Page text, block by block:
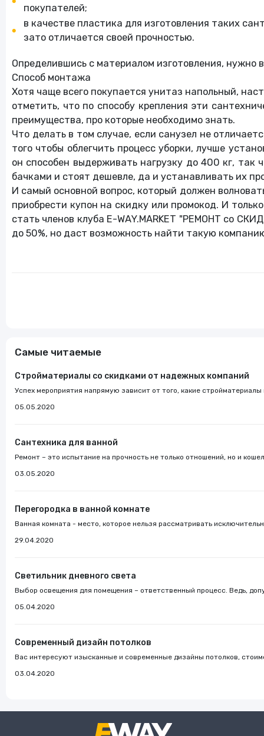
покупателей;
в качестве пластика для изготовления таких
зато отличается своей прочностью.
Определившись с материалом изготовления, нужно
Способ монтажа
Хотя чаще всего покупается унитаз напольный,
отметить, что по способу крепления эти
преимущества, про которые необходимо знать.
Что делать в том случае, если санузел не
того чтобы облегчить процесс уборки, лучше
он способен выдерживать нагрузку до 400 кг,
бачками и стоят дешевле, да и устанавливать их
И самый основной вопрос, который должен
приобрести купон на скидку или промокод. И
стать членов клуба E-WAY.MARKET "РЕМОНТ со
до 50%, но даст возможность найти такую
Самые читаемые
Стройматериалы со скидками от надежных компаний
Успех мероприятия напрямую зависит от того, какие стройматериалы
05.05.2020
Сантехника для ванной
Ремонт – это испытание на прочность не только отношений, но и
03.05.2020
Перегородка в ванной комнате
Ванная комната - место, которое нельзя рассматривать
29.04.2020
Светильник дневного света
Выбор освещения для помещения – ответственный процесс. Ведь,
05.04.2020
Современный дизайн потолков
Вас интересуют изысканные и современные дизайны потолков,
03.04.2020